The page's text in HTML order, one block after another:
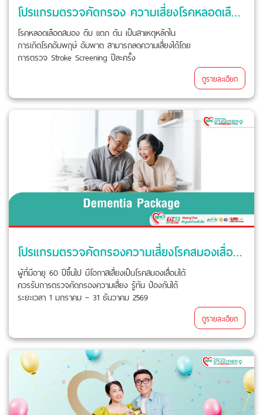
โปรแกรมตรวจคัดกรอง ความเสี่ยงโรคหลอดเลือดสมอง STROKE SCREENING
โรคหลอดเลือดสมอง ตีบ แตก ตัน เป็นสาเหตุหลักใน
การเกิดโรคอัมพฤษ์ อัมพาต สามารถลดความเสี่ยงได้โดย
การตรวจ Stroke Screening ปีละครั้ง
ดูรายละเอียด
โปรแกรมตรวจคัดกรองความเสี่ยงโรคสมองเสื่อม (Dementia)
ผู้ที่มีอายุ 60 ปีขึ้นไป มีโอกาสเสี่ยงเป็นโรคสมองเสื่อมได้
ควรรับการตรวจคัดกรองความเสี่ยง รู้ทัน ป้องกันได้
ระยะเวลา 1 มกราคม – 31 ธันวาคม 2569
ดูรายละเอียด